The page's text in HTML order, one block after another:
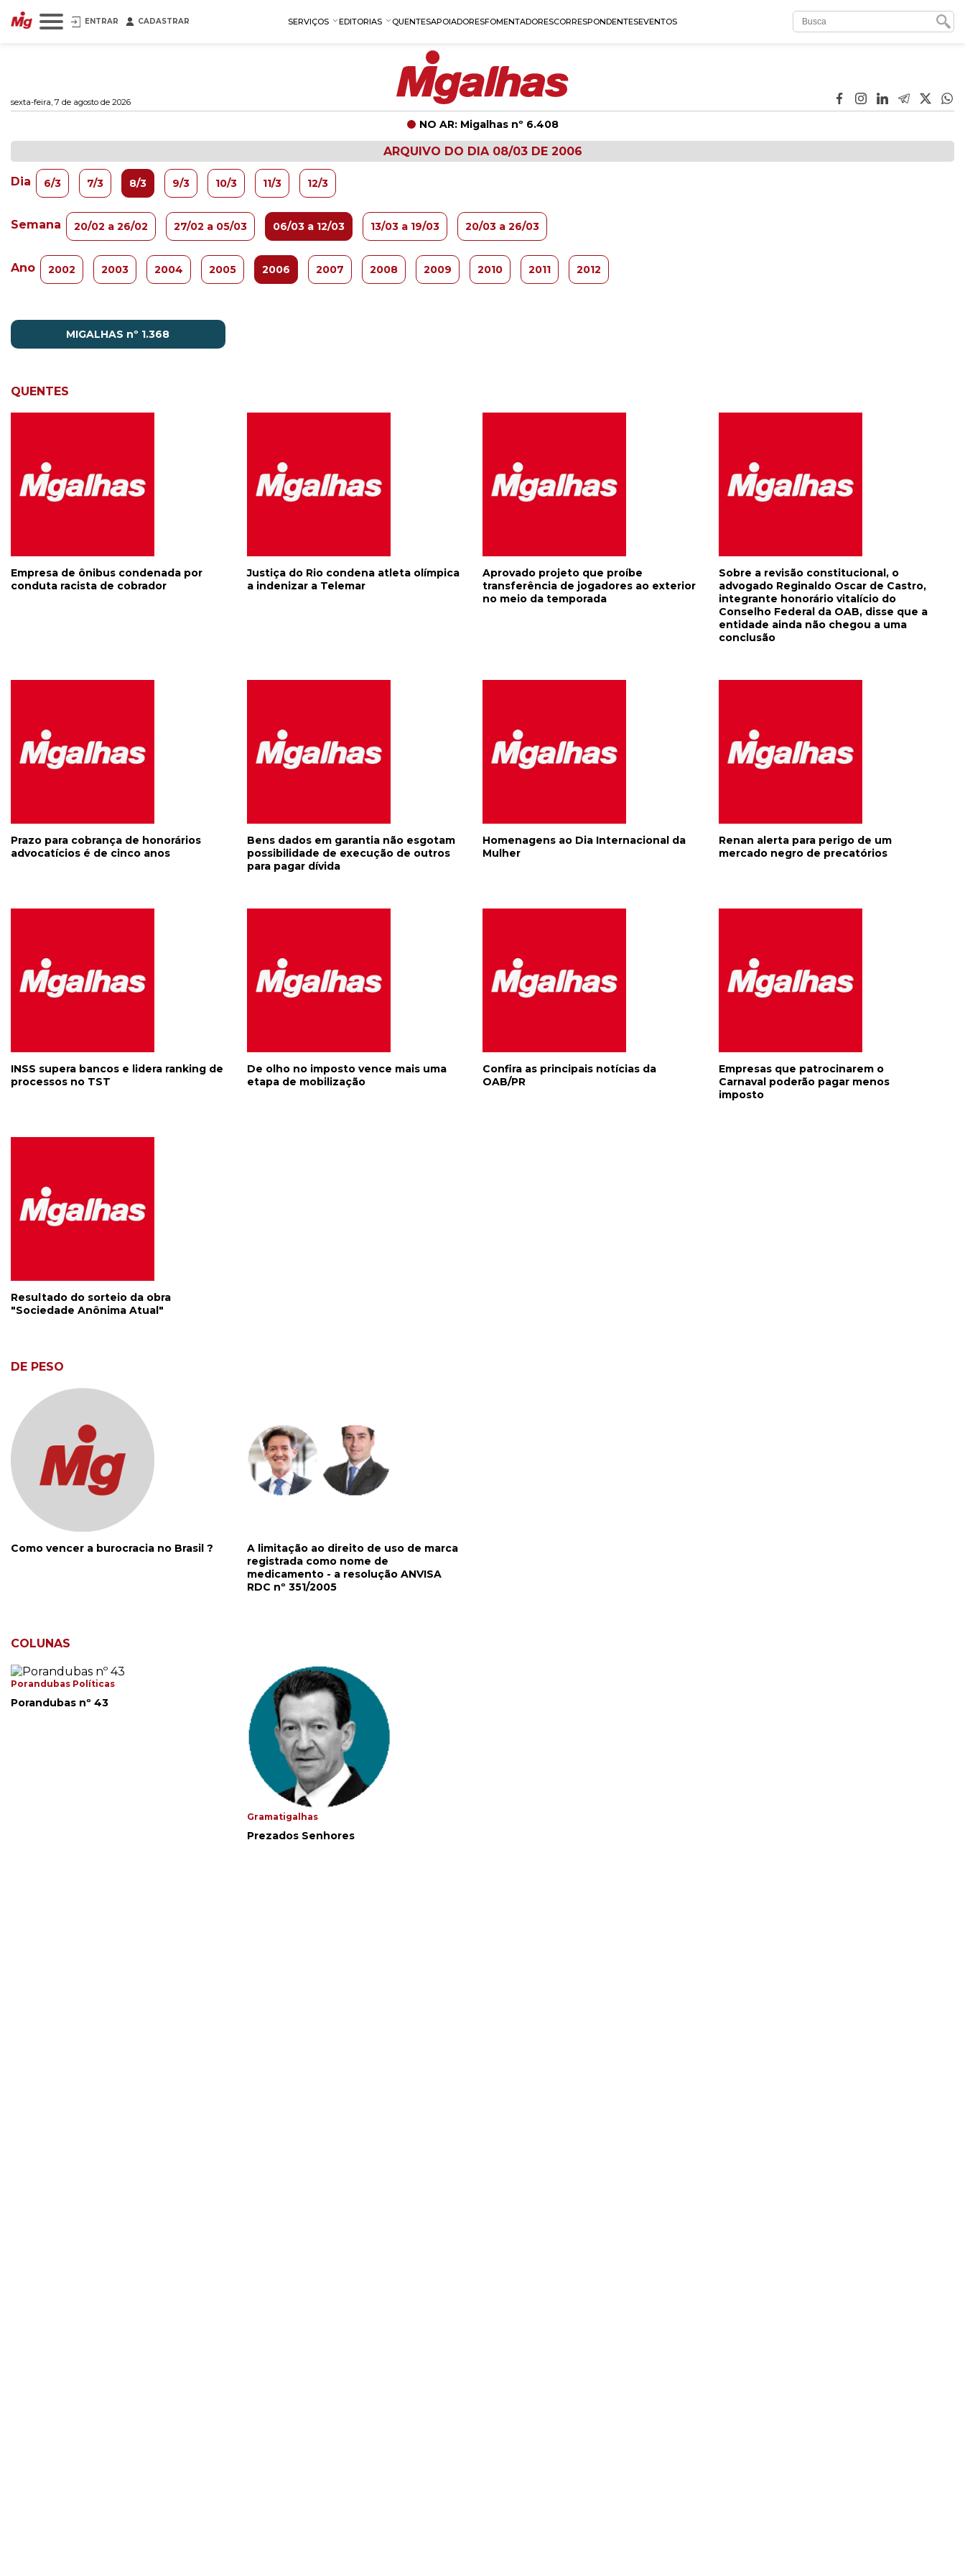
ENTRAR CADASTRAR SERVIÇOS EDITORIAS QUENTESAPOIADORESFOMENTADORESCORRESPONDENTESEVENTOS
sexta-feira, 7 de agosto de 2026
NO AR: Migalhas nº 6.408
ARQUIVO DO DIA 08/03 DE 2006
Dia 6/3 7/3 8/3 9/3 10/3 11/3 12/3
Semana 20/02 a 26/02 27/02 a 05/03 06/03 a 12/03 13/03 a 19/03 20/03 a 26/03
Ano 2002 2003 2004 2005 2006 2007 2008 2009 2010 2011 2012
MIGALHAS nº 1.368
QUENTES
Empresa de ônibus condenada por
conduta racista de cobrador
Justiça do Rio condena atleta olímpica
a indenizar a Telemar
Aprovado projeto que proíbe
transferência de jogadores ao exterior
no meio da temporada
Sobre a revisão constitucional, o
advogado Reginaldo Oscar de Castro,
integrante honorário vitalício do
Conselho Federal da OAB, disse que a
entidade ainda não chegou a uma
conclusão
Prazo para cobrança de honorários
advocatícios é de cinco anos
Bens dados em garantia não esgotam
possibilidade de execução de outros
para pagar dívida
Homenagens ao Dia Internacional da
Mulher
Renan alerta para perigo de um
mercado negro de precatórios
INSS supera bancos e lidera ranking de
processos no TST
De olho no imposto vence mais uma
etapa de mobilização
Confira as principais notícias da
OAB/PR
Empresas que patrocinarem o
Carnaval poderão pagar menos
imposto
Resultado do sorteio da obra
"Sociedade Anônima Atual"
DE PESO
Como vencer a burocracia no Brasil ?
A limitação ao direito de uso de marca
registrada como nome de
medicamento - a resolução ANVISA
RDC nº 351/2005
COLUNAS
Porandubas Políticas
Porandubas nº 43
Gramatigalhas
Prezados Senhores